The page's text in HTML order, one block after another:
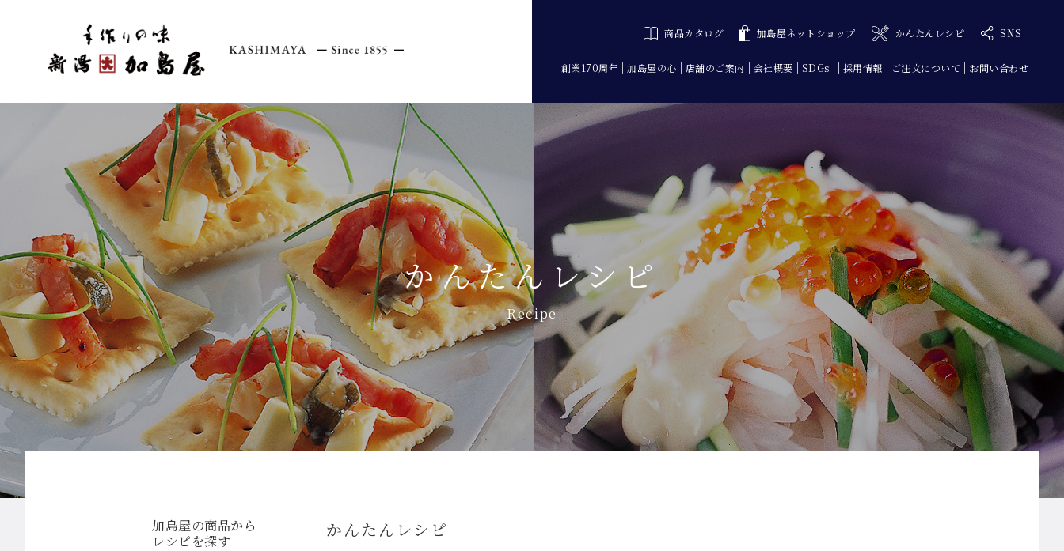
商品カタログ 加島屋ネットショップ かんたんレシピ SNS
創業170周年 加島屋の心 店舗のご案内 会社概要 SDGs 採用情報 ご注文について お問い合わせ
かんたんレシピ
Recipe
加島屋の商品から
レシピを探す
かんたんレシピ